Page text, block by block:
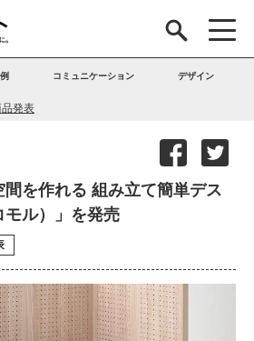
コミュニケーション デザイン
品発表
を作れる 組み立て簡単デス
ル）」を発売